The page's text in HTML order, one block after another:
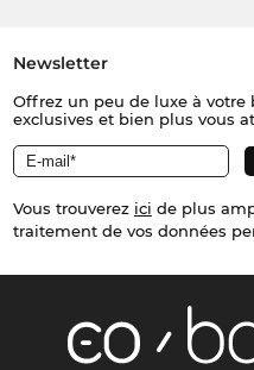
Newsletter
Offrez un peu de luxe à votre
exclusives et bien plus vous
Vous trouverez ici de plus
traitement de vos données